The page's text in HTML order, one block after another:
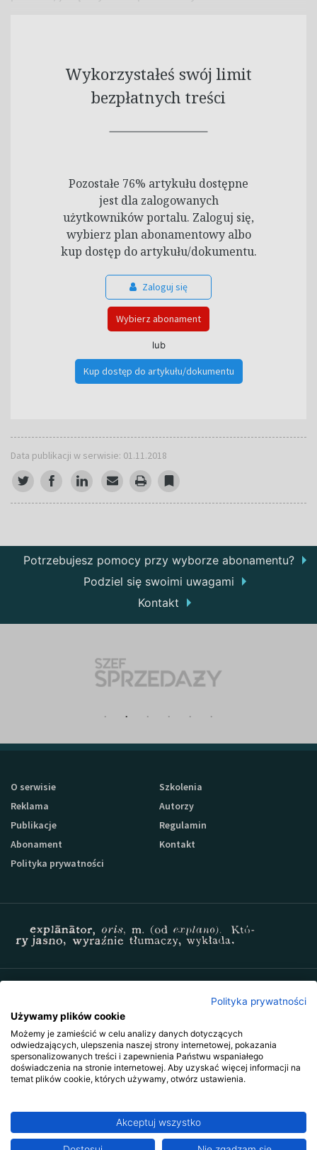
Wykorzystałeś swój limit
bezpłatnych treści
Pozostałe 76% artykułu dostępne
jest dla zalogowanych
użytkowników portalu. Zaloguj się,
wybierz plan abonamentowy albo
kup dostęp do artykułu/dokumentu.
Zaloguj się
Wybierz abonament
lub
Kup dostęp do artykułu/dokumentu
Data publikacji w serwisie: 01.11.2018
Potrzebujesz pomocy przy wyborze abonamentu?
Podziel się swoimi uwagami
Kontakt
O serwisie
Szkolenia
Reklama
Autorzy
Publikacje
Regulamin
Abonament
Kontakt
Polityka prywatności
Copyright © 2009-2026 Wszystkie prawa zastrzeżone. Wydawnictwo
szkolenia i publikacje.
Polityka prywatności
Używamy plików cookie
Możemy je zamieścić w celu analizy danych dotyczących
odwiedzających, ulepszenia naszej strony internetowej, pokazania
spersonalizowanych treści i zapewnienia Państwu wspaniałego
doświadczenia na stronie internetowej. Aby uzyskać więcej informacji na
temat plików cookie, których używamy, otwórz ustawienia.
Akceptuj wszystko